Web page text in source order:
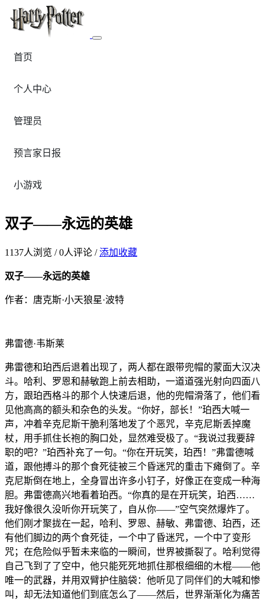
首页
个人中心
管理员
预言家日报
小游戏
双子——永远的英雄
1137人浏览 /0人评论 /添加收藏
双子——永远的英雄
作者：唐克斯·小天狼星·波特
弗雷德·韦斯莱
弗雷德和珀西后退着出现了，两人都在跟带兜帽的蒙面大汉决
斗。哈利、罗恩和赫敏跑上前去相助，一道道强光射向四面八
方，跟珀西格斗的那个人快速后退，他的兜帽滑落了，他们看
见他高高的额头和杂色的头发。“你好，部长！”珀西大喊一
声，冲着辛克尼斯干脆利落地发了个恶咒，辛克尼斯丢掉魔
杖，用手抓住长袍的胸口处，显然难受极了。“我说过我要辞
职的吧？”珀西补充了一句。“你在开玩笑，珀西！”弗雷德喊
道，跟他搏斗的那个食死徒被三个昏迷咒的重击下瘫倒了。辛
克尼斯倒在地上，全身冒出许多小钉子，好像正在变成一种海
胆。弗雷德高兴地看着珀西。“你真的是在开玩笑，珀西……
我好像很久没听你开玩笑了，自从你——”空气突然爆炸了。
他们刚才聚拢在一起，哈利、罗恩、赫敏、弗雷德、珀西，还
有他们脚边的两个食死徒，一个中了昏迷咒，一个中了变形
咒；在危险似乎暂未来临的一瞬间，世界被撕裂了。哈利觉得
自己飞到了了空中，他只能死死地抓住那根细细的木棍——他
唯一的武器，并用双臂护住脑袋：他听见了同伴们的大喊和惨
叫，却无法知道他们到底怎么了——然后，世界渐渐化为痛苦